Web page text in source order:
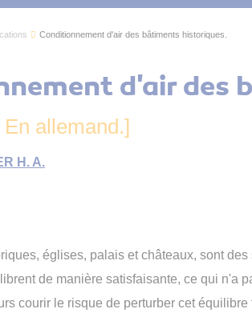
Conditionnement d'air des bâtiments historiques.
d'air des
allemand.]
H. A.
églises, palais et châteaux, sont
de manière satisfaisante, ce qui n'a
courir le risque de perturber cet